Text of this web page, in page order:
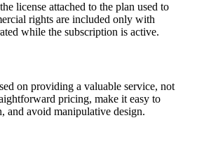
license attached to the plan used to
rights are included only with
while the subscription is active.
on providing a valuable service, not
pricing, make it easy to
and avoid manipulative design.